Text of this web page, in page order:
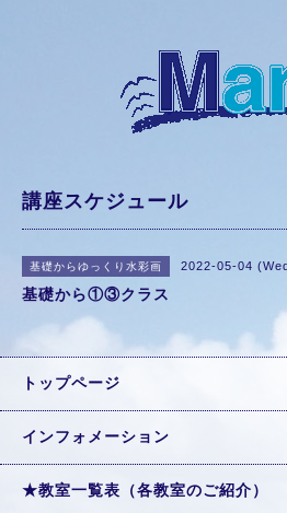
講座スケジュール
基礎からゆっくり水彩画 2022-05-04
基礎から①③クラス
トップページ
インフォメーション
★教室一覧表（各教室のご紹介）